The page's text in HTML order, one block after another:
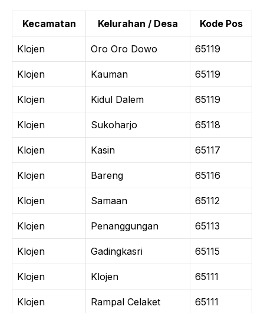
Kecamatan Kelurahan / Desa Kode Pos
Klojen Oro Oro Dowo 65119
Klojen Kauman 65119
Klojen Kidul Dalem 65119
Klojen Sukoharjo 65118
Klojen Kasin 65117
Klojen Bareng 65116
Klojen Samaan 65112
Klojen Penanggungan 65113
Klojen Gadingkasri 65115
Klojen Klojen 65111
Klojen Rampal Celaket 65111